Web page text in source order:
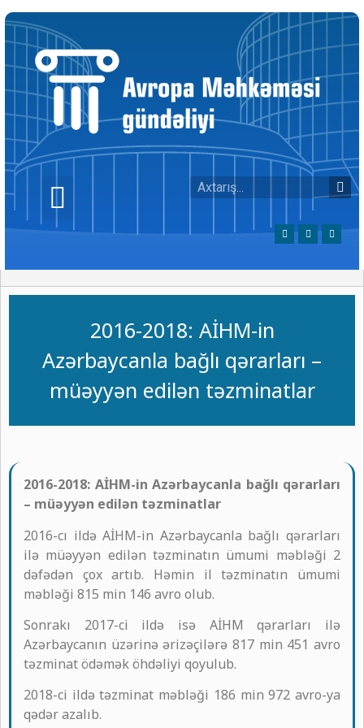
2016-2018: AİHM-in
Azərbaycanla bağlı qərarları –
müəyyən edilən təzminatlar
2016-2018: AİHM-in Azərbaycanla bağlı qərarları
– müəyyən edilən təzminatlar
2016-cı ildə AİHM-in Azərbaycanla bağlı qərarları
ilə müəyyən edilən təzminatın ümumi məbləği 2
dəfədən çox artıb. Həmin il təzminatın ümumi
məbləği 815 min 146 avro olub.
Sonrakı 2017-ci ildə isə AİHM qərarları ilə
Azərbaycanın üzərinə ərizəçilərə 817 min 451 avro
təzminat ödəmək öhdəliyi qoyulub.
2018-ci ildə təzminat məbləği 186 min 972 avro-ya
qədər azalıb.